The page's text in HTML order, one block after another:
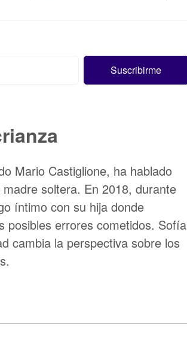
Mario Castiglione, ha hablado
soltera. En 2018, durante
íntimo con su hija donde
posibles errores cometidos. Sofía
cambia la perspectiva sobre los